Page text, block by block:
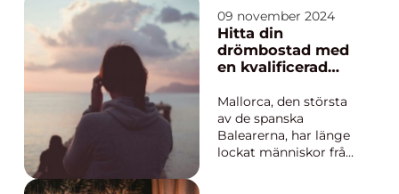
kultur och en
fantastisk skärgård.
Med sin unika
kombination av
09 november 2024
Hitta din
drömbostad med
en kvalificerad
Mallorca
Mallorca, den största
av de spanska
Balearerna, har länge
lockat människor från